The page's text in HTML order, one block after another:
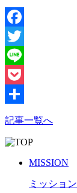
Facebook
Twitter
Line
Pocket
記事一覧へ
MISSION
ミッション